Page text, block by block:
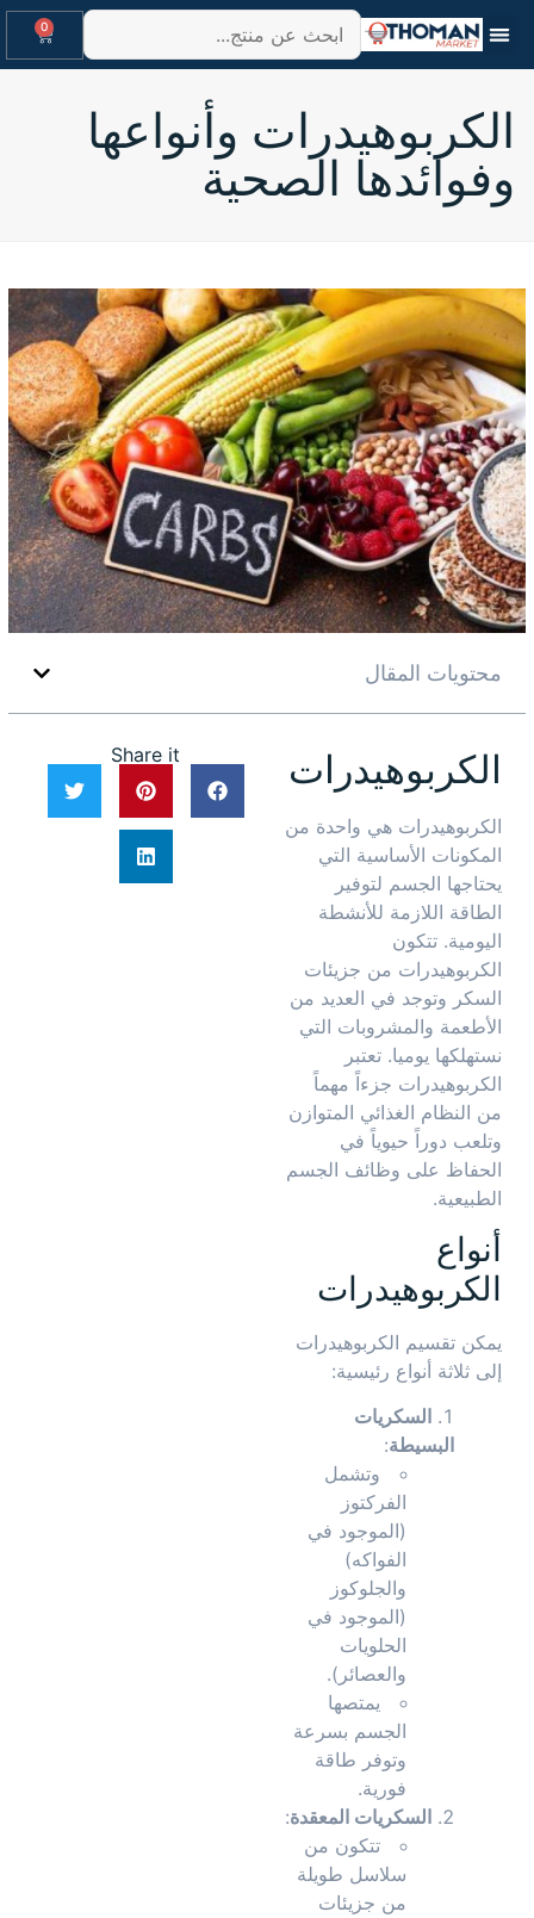
0
الكربوهيدرات وأنواعها
وفوائدها الصحية
محتويات المقال
الكربوهيدرات
الكربوهيدرات هي واحدة من
المكونات الأساسية التي
يحتاجها الجسم لتوفير
الطاقة اللازمة للأنشطة
اليومية. تتكون
الكربوهيدرات من جزيئات
السكر وتوجد في العديد من
الأطعمة والمشروبات التي
نستهلكها يوميا. تعتبر
الكربوهيدرات جزءاً مهماً
من النظام الغذائي المتوازن
وتلعب دوراً حيوياً في
الحفاظ على وظائف الجسم
الطبيعية.
أنواع
الكربوهيدرات
يمكن تقسيم الكربوهيدرات
إلى ثلاثة أنواع رئيسية:
السكريات
البسيطة:
وتشمل
الفركتوز
(الموجود في
الفواكه)
والجلوكوز
(الموجود في
الحلويات
والعصائر).
يمتصها
الجسم بسرعة
وتوفر طاقة
فورية.
السكريات المعقدة:
تتكون من
سلاسل طويلة
من جزيئات
Share it